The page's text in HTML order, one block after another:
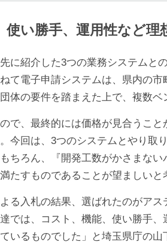
使い勝手、運用性など
に紹介した3つの業務システムと
て電子申請システムは、県内の
体の要件を踏まえた上で、複数ベ
ので、最終的には価格が見合うこ
今回は、3つのシステムとやり取
ちろん、『開発工数がかさまな
たすものであることが望ましい
る入札の結果、選ばれたのがア
では、コスト、機能、使い勝手
いるものでした」と埼玉県庁の山